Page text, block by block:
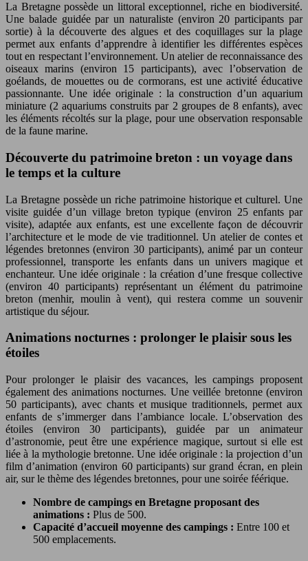
La Bretagne possède un littoral exceptionnel, riche en biodiversité.
Une balade guidée par un naturaliste (environ 20 participants par
sortie) à la découverte des algues et des coquillages sur la plage
permet aux enfants d’apprendre à identifier les différentes espèces
tout en respectant l’environnement. Un atelier de reconnaissance des
oiseaux marins (environ 15 participants), avec l’observation de
goélands, de mouettes ou de cormorans, est une activité éducative
passionnante. Une idée originale : la construction d’un aquarium
miniature (2 aquariums construits par 2 groupes de 8 enfants), avec
les éléments récoltés sur la plage, pour une observation responsable
de la faune marine.
Découverte du patrimoine breton : un voyage dans
le temps et la culture
La Bretagne possède un riche patrimoine historique et culturel. Une
visite guidée d’un village breton typique (environ 25 enfants par
visite), adaptée aux enfants, est une excellente façon de découvrir
l’architecture et le mode de vie traditionnel. Un atelier de contes et
légendes bretonnes (environ 30 participants), animé par un conteur
professionnel, transporte les enfants dans un univers magique et
enchanteur. Une idée originale : la création d’une fresque collective
(environ 40 participants) représentant un élément du patrimoine
breton (menhir, moulin à vent), qui restera comme un souvenir
artistique du séjour.
Animations nocturnes : prolonger le plaisir sous les
étoiles
Pour prolonger le plaisir des vacances, les campings proposent
également des animations nocturnes. Une veillée bretonne (environ
50 participants), avec chants et musique traditionnels, permet aux
enfants de s’immerger dans l’ambiance locale. L’observation des
étoiles (environ 30 participants), guidée par un animateur
d’astronomie, peut être une expérience magique, surtout si elle est
liée à la mythologie bretonne. Une idée originale : la projection d’un
film d’animation (environ 60 participants) sur grand écran, en plein
air, sur le thème des légendes bretonnes, pour une soirée féérique.
Nombre de campings en Bretagne proposant des
animations : Plus de 500.
Capacité d’accueil moyenne des campings : Entre 100 et
500 emplacements.